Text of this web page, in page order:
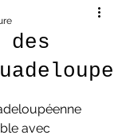
des
avec